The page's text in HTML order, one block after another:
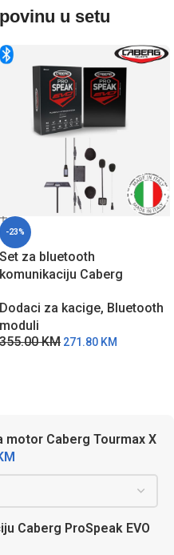
u setu
-23%
Set za bluetooth
komunikaciju Caberg
Dodaci za kacige, Bluetooth
moduli
355.00KM 271.80 KM
motor Caberg Tourmax X
Caberg ProSpeak EVO